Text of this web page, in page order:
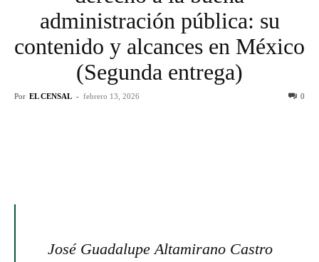
administración pública: su
contenido y alcances en México
(Segunda entrega)
Por EL CENSAL - febrero 13, 2026 0
José Guadalupe Altamirano Castro